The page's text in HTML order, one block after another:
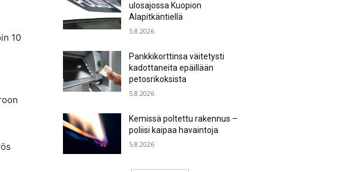
10
ulosajossa Kuopion
Alapitkäntiellä
5.8.2026
Pankkikorttinsa väitetysti
kadottaneita epäillään
petosrikoksista
5.8.2026
Kemissä poltettu rakennus –
poliisi kaipaa havaintoja
5.8.2026